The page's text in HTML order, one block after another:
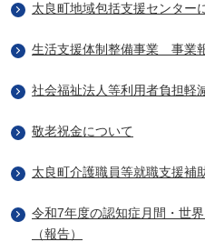
太良町地域包括支援センター
生活支援体制整備事業 事業
社会福祉法人等利用者負担軽
敬老祝金について
太良町介護職員等就職支援補
令和7年度の認知症月間・世
（報告）